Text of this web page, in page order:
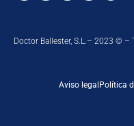
Doctor Ballester, S.L.– 2023 © –
Aviso legalPolítica